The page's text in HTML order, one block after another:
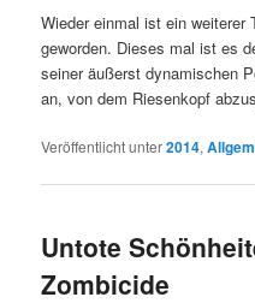
Wieder einmal ist ein weiterer
geworden. Dieses mal ist es
seiner äußerst dynamischen
an, von dem Riesenkopf
Veröffentlicht unter2014,
Untote
Zombicide